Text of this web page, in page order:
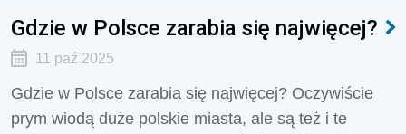
Gdzie w Polsce zarabia się najwięcej?
11 paź 2025
Gdzie w Polsce zarabia się najwięcej? Oczywiście
prym wiodą duże polskie miasta, ale są też i te